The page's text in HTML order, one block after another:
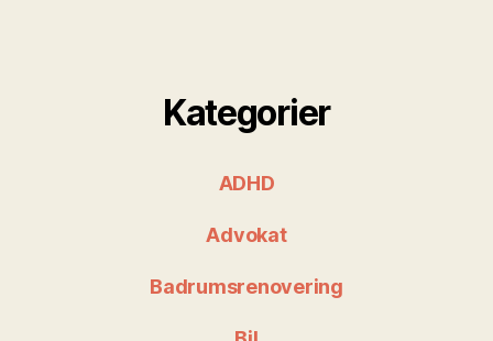
Kategorier
ADHD
Advokat
Badrumsrenovering